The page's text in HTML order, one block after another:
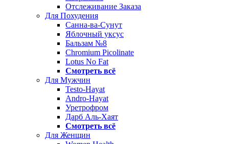
Отслеживание Заказа
Для Похудения
Санна-ва-Сунут
Яблочный уксус
Бальзам №8
Chromium Picolinate
Lotus No Fat
Смотреть всё
Для Мужчин
Testo-Hayat
Andro-Hayat
Уретрофром
Дарб Аль-Хаят
Смотреть всё
Для Женщин